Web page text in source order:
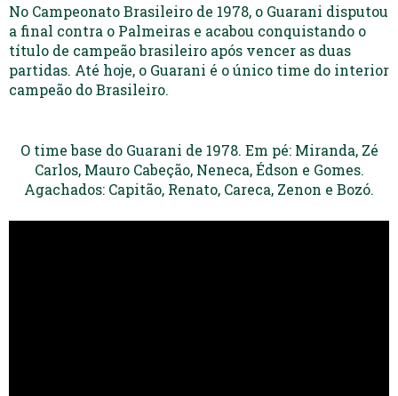
No Campeonato Brasileiro de 1978, o Guarani disputou
a final contra o Palmeiras e acabou conquistando o
título de campeão brasileiro após vencer as duas
partidas. Até hoje, o Guarani é o único time do interior
campeão do Brasileiro.
O time base do Guarani de 1978. Em pé: Miranda, Zé
Carlos, Mauro Cabeção, Neneca, Édson e Gomes.
Agachados: Capitão, Renato, Careca, Zenon e Bozó.